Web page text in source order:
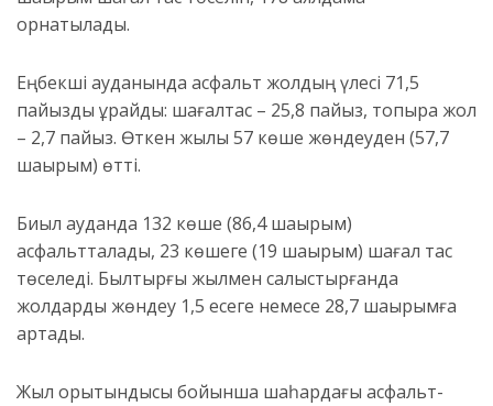
орнатылады.
Еңбекші ауданында асфальт жолдың үлесі 71,5
пайызды құрайды: шағалтас – 25,8 пайыз, топырақ жол
– 2,7 пайыз. Өткен жылы 57 көше жөндеуден (57,7
шақырым) өтті.
Биыл ауданда 132 көше (86,4 шақырым)
асфальтталады, 23 көшеге (19 шақырым) шағал тас
төселеді. Былтырғы жылмен салыстырғанда
жолдарды жөндеу 1,5 есеге немесе 28,7 шақырымға
артады.
Жыл қорытындысы бойынша шаһардағы асфальт-